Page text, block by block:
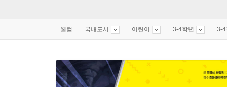
웰컴 국내도서 어린이 3-4학년 3-4